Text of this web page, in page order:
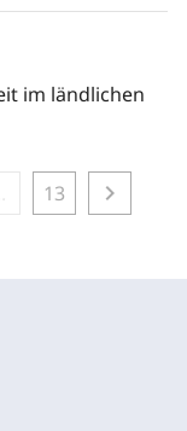
im ländlichen
13 chevron_right